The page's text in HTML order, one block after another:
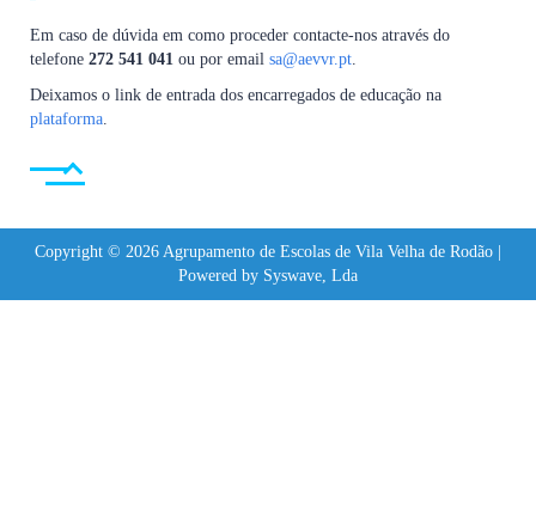
Em caso de dúvida em como proceder contacte-nos através do
telefone 272 541 041 ou por email sa@aevvr.pt.
Deixamos o link de entrada dos encarregados de educação na
plataforma.
Copyright © 2026 Agrupamento de Escolas de Vila Velha de Rodão |
Powered by Syswave, Lda